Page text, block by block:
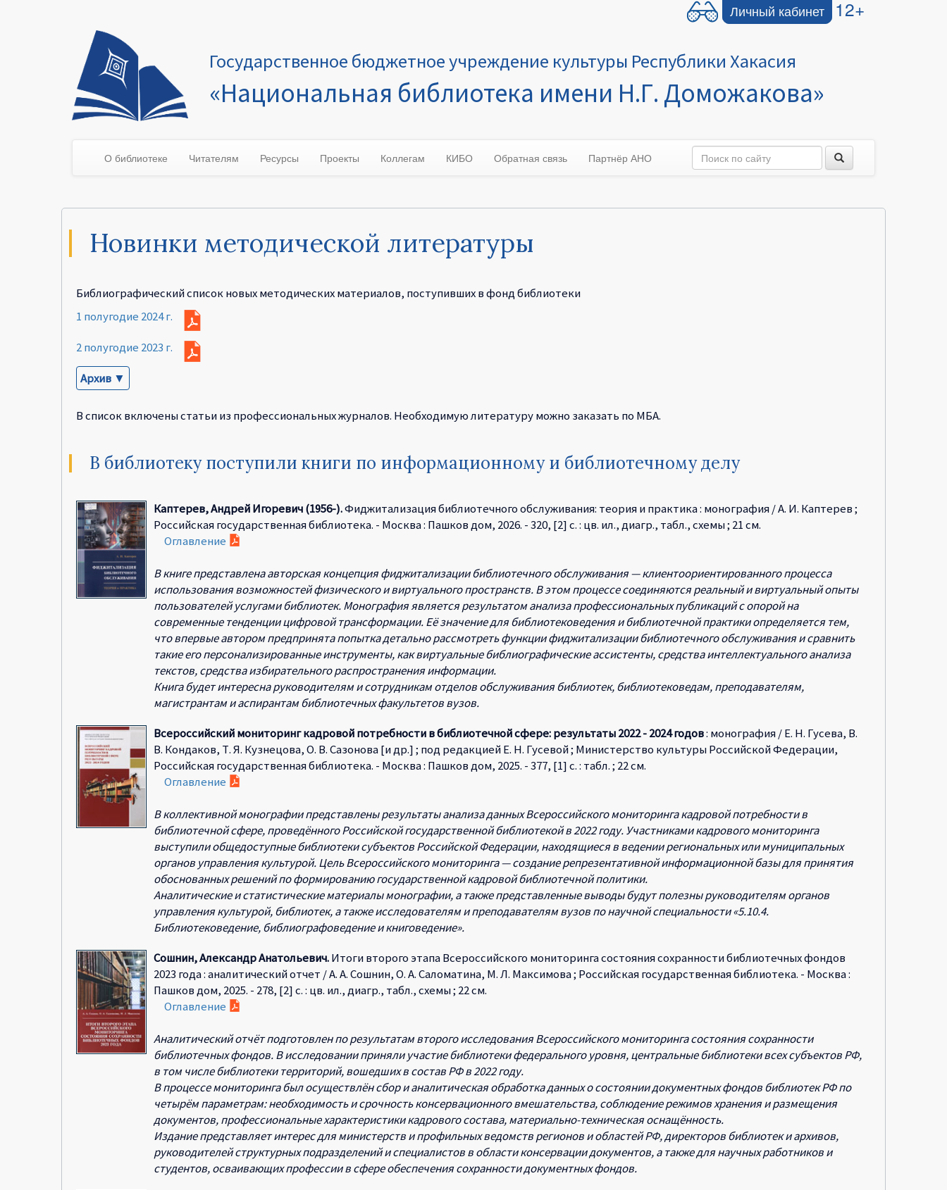
Личный кабинет 12+
Государственное бюджетное учреждение культуры Республики Хакасия
«Национальная библиотека имени Н.Г. Доможакова»
О библиотеке Читателям Ресурсы Проекты Коллегам КИБО Обратная связь Партнёр АНО
Новинки методической литературы
Библиографический список новых методических материалов, поступивших в фонд библиотеки
1 полугодие 2024 г.
2 полугодие 2023 г.
Архив ▼
В список включены статьи из профессиональных журналов. Необходимую литературу можно заказать по МБА.
В библиотеку поступили книги по информационному и библиотечному делу
Каптерев, Андрей Игоревич (1956-).Фиджитализация библиотечного обслуживания: теория и практика : монография / А. И. Каптерев ;
Российская государственная библиотека. - Москва : Пашков дом, 2026. - 320, [2] с. : цв. ил., диагр., табл., схемы ; 21 см.
Оглавление
В книге представлена авторская концепция фиджитализации библиотечного обслуживания — клиентоориентированного процесса
использования возможностей физического и виртуального пространств. В этом процессе соединяются реальный и виртуальный опыты
пользователей услугами библиотек. Монография является результатом анализа профессиональных публикаций с опорой на
современные тенденции цифровой трансформации. Её значение для библиотековедения и библиотечной практики определяется тем,
что впервые автором предпринята попытка детально рассмотреть функции фиджитализации библиотечного обслуживания и сравнить
такие его персонализированные инструменты, как виртуальные библиографические ассистенты, средства интеллектуального анализа
текстов, средства избирательного распространения информации.
Книга будет интересна руководителям и сотрудникам отделов обслуживания библиотек, библиотековедам, преподавателям,
магистрантам и аспирантам библиотечных факультетов вузов.
Всероссийский мониторинг кадровой потребности в библиотечной сфере: результаты 2022 - 2024 годов: монография / Е. Н. Гусева, В.
В. Кондаков, Т. Я. Кузнецова, О. В. Сазонова [и др.] ; под редакцией Е. Н. Гусевой ; Министерство культуры Российской Федерации,
Российская государственная библиотека. - Москва : Пашков дом, 2025. - 377, [1] с. : табл. ; 22 см.
Оглавление
В коллективной монографии представлены результаты анализа данных Всероссийского мониторинга кадровой потребности в
библиотечной сфере, проведённого Российской государственной библиотекой в 2022 году. Участниками кадрового мониторинга
выступили общедоступные библиотеки субъектов Российской Федерации, находящиеся в ведении региональных или муниципальных
органов управления культурой. Цель Всероссийского мониторинга — создание репрезентативной информационной базы для принятия
обоснованных решений по формированию государственной кадровой библиотечной политики.
Аналитические и статистические материалы монографии, а также представленные выводы будут полезны руководителям органов
управления культурой, библиотек, а также исследователям и преподавателям вузов по научной специальности «5.10.4.
Библиотековедение, библиографоведение и книговедение».
Сошнин, Александр Анатольевич.Итоги второго этапа Всероссийского мониторинга состояния сохранности библиотечных фондов
2023 года : аналитический отчет / А. А. Сошнин, О. А. Саломатина, М. Л. Максимова ; Российская государственная библиотека. - Москва :
Пашков дом, 2025. - 278, [2] с. : цв. ил., диагр., табл., схемы ; 22 см.
Оглавление
Аналитический отчёт подготовлен по результатам второго исследования Всероссийского мониторинга состояния сохранности
библиотечных фондов. В исследовании приняли участие библиотеки федерального уровня, центральные библиотеки всех субъектов РФ,
в том числе библиотеки территорий, вошедших в состав РФ в 2022 году.
В процессе мониторинга был осуществлён сбор и аналитическая обработка данных о состоянии документных фондов библиотек РФ по
четырём параметрам: необходимость и срочность консервационного вмешательства, соблюдение режимов хранения и размещения
документов, профессиональные характеристики кадрового состава, материально-техническая оснащённость.
Издание представляет интерес для министерств и профильных ведомств регионов и областей РФ, директоров библиотек и архивов,
руководителей структурных подразделений и специалистов в области консервации документов, а также для научных работников и
студентов, осваивающих профессии в сфере обеспечения сохранности документных фондов.